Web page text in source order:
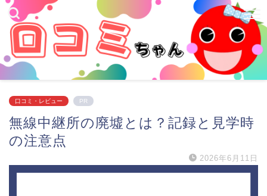
口コミ・レビュー PR
無線中継所の廃墟とは？記録と見学時
の注意点
2026年6月11日